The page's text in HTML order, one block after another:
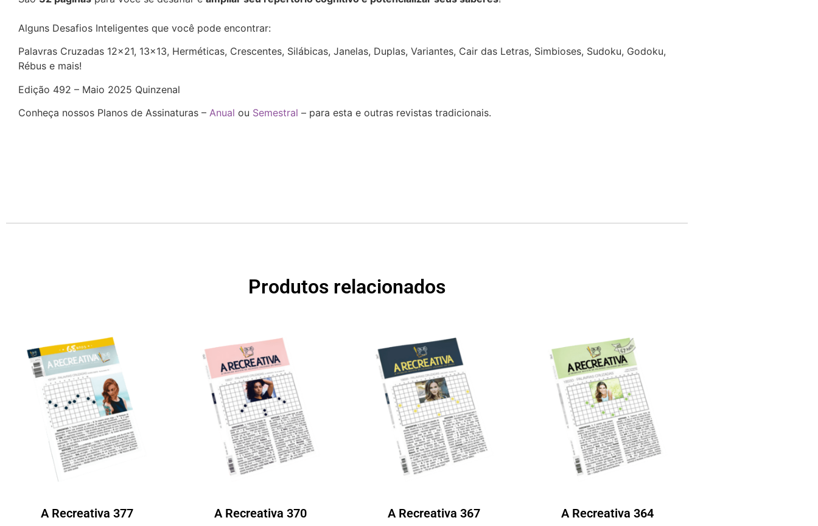
Alguns Desafios Inteligentes que você pode encontrar:
Palavras Cruzadas 12×21, 13×13, Herméticas, Crescentes, Silábicas, Janelas, Duplas, Variantes, Cair das Letras, Simbioses, Sudoku, Godoku,
Rébus e mais!
Edição 492 – Maio 2025 Quinzenal
Conheça nossos Planos de Assinaturas – Anual ou Semestral – para esta e outras revistas tradicionais.
Produtos relacionados
A Recreativa 377 A Recreativa 370 A Recreativa 367 A Recreativa 364